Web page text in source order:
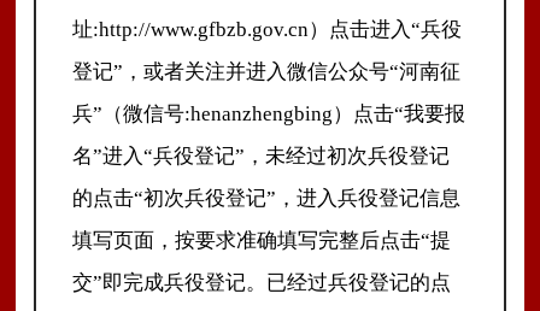
址:http://www.gfbzb.gov.cn）点击进入“兵役
登记”，或者关注并进入微信公众号“河南征
兵”（微信号:henanzhengbing）点击“我要报
名”进入“兵役登记”，未经过初次兵役登记
的点击“初次兵役登记”，进入兵役登记信息
填写页面，按要求准确填写完整后点击“提
交”即完成兵役登记。已经过兵役登记的点